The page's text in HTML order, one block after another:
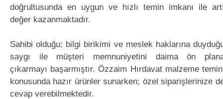
doğrultusunda en uygun ve hızlı temin imkanı ile
değer kazanmaktadır.
Sahibi olduğu; bilgi birikimi ve meslek haklarına
saygı ile müşteri memnuniyetini daima ön
çıkarmayı başarmıştır. Özzaim Hırdavat malzeme
konusunda hazır ürünler sunarken; özel siparişlerinize
cevap verebilmektedir.